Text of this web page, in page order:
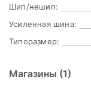
Шип/нешип:
Усиленная шина:
Типоразмер:
Магазины (1)